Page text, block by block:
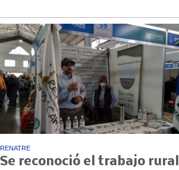
RENATRE
Se reconoció el trabajo rural